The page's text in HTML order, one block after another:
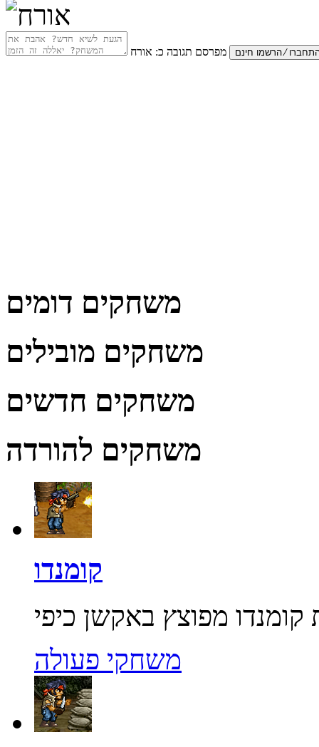
מפרסם תגובה כ: אורח
משחקים דומים
משחקים מובילים
משחקים חדשים
משחקים להורדה
קומנדו
משחקי פעולה